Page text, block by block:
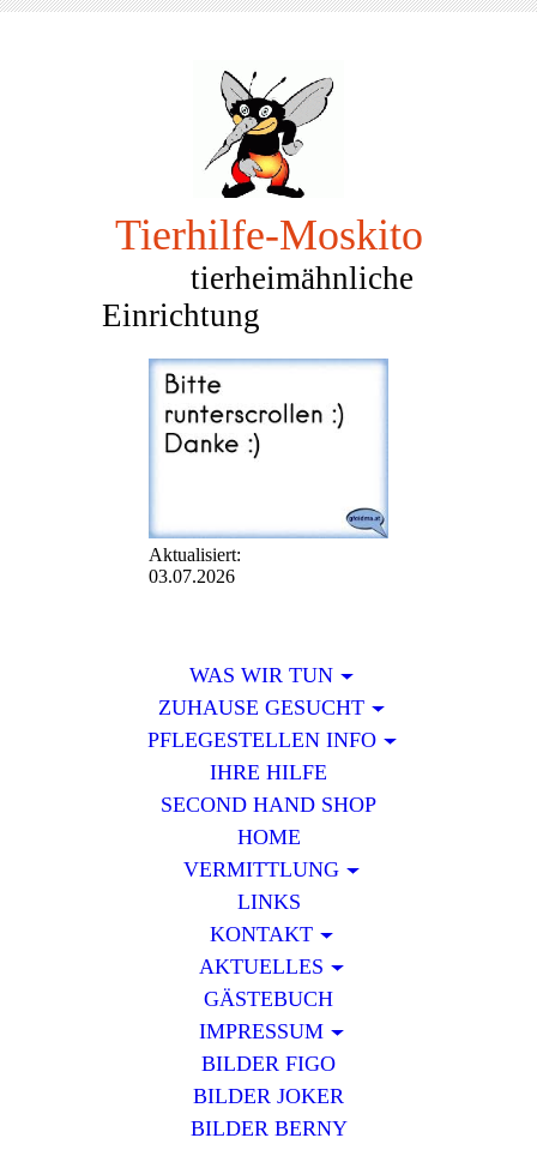
Tierhilfe-Moskito
tierheimähnliche
Einrichtung
Aktualisiert:
03.07.2026
WAS WIR TUN
ZUHAUSE GESUCHT
PFLEGESTELLEN INFO
IHRE HILFE
SECOND HAND SHOP
HOME
VERMITTLUNG
LINKS
KONTAKT
AKTUELLES
GÄSTEBUCH
IMPRESSUM
BILDER FIGO
BILDER JOKER
BILDER BERNY